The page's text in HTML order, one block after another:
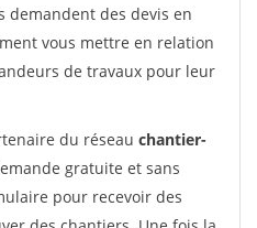
demandent des devis en
vous mettre en relation
de travaux pour leur
du réseau chantier-
gratuite et sans
pour recevoir des